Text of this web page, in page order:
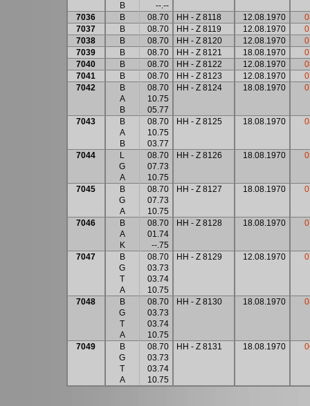
B
--.--
7036 B 08.70 HH - Z 8118 12.08.1970
7037
B 08.70 HH - Z 8119 12.08.1970
7038
B 08.70 HH - Z 8120 12.08.1970
7039
B 08.70 HH - Z 8121 18.08.1970
7040
B 08.70 HH - Z 8122 12.08.1970
7041
B 08.70 HH - Z 8123 12.08.1970
7042
B
A
B
08.70
10.75
05.77
HH - Z 8124 18.08.1970
7043
B
A
B
08.70
10.75
03.77
HH - Z 8125 18.08.1970
7044
L
G
A
08.70
07.73
10.75
HH - Z 8126 18.08.1970
7045
B
G
A
08.70
07.73
10.75
HH - Z 8127 18.08.1970
7046
B
A
K
08.70
01.74
--.75
HH - Z 8128 18.08.1970
7047
B
G
T
A
08.70
03.73
03.74
10.75
HH - Z 8129 12.08.1970
7048
B
G
T
A
08.70
03.73
03.74
10.75
HH - Z 8130 18.08.1970
7049
B
G
T
A
08.70
03.73
03.74
10.75
HH - Z 8131 18.08.1970